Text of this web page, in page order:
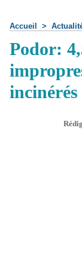
Accueil >
Podor:
incinérés